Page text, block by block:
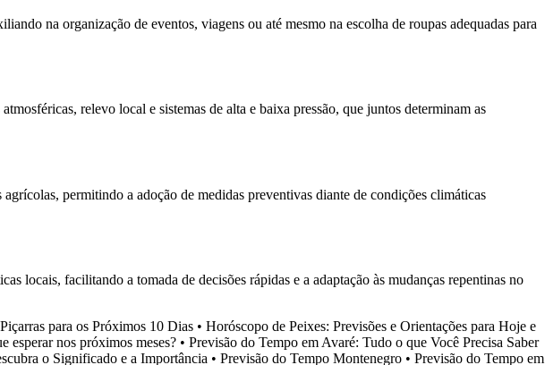
na organização de eventos, viagens ou até mesmo na escolha de roupas adequadas para
relevo local e sistemas de alta e baixa pressão, que juntos determinam as
permitindo a adoção de medidas preventivas diante de condições climáticas
locais, facilitando a tomada de decisões rápidas e a adaptação às mudanças repentinas no
para os Próximos 10 Dias • Horóscopo de Peixes: Previsões e Orientações para Hoje e
esperar nos próximos meses? • Previsão do Tempo em Avaré: Tudo o que Você Precisa Saber
o Significado e a Importância • Previsão do Tempo Montenegro • Previsão do Tempo em